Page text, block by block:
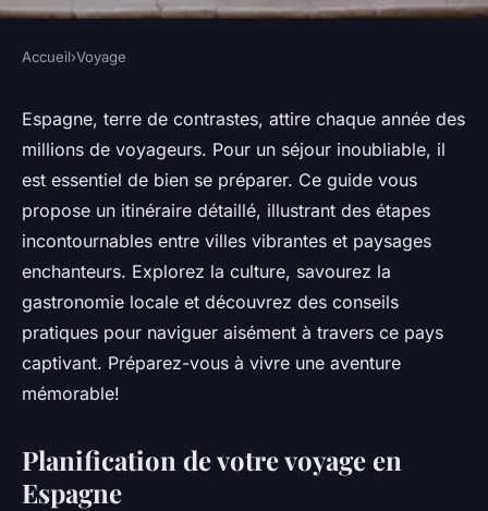
VOYAGE
Visiter l'espagne : les étapes
pour un voyage inoubliable
Pauline•10 mars 2025• 6 min de lecture
Accueil›Voyage
Espagne, terre de contrastes, attire chaque année des
millions de voyageurs. Pour un séjour inoubliable, il
est essentiel de bien se préparer. Ce guide vous
propose un itinéraire détaillé, illustrant des étapes
incontournables entre villes vibrantes et paysages
enchanteurs. Explorez la culture, savourez la
gastronomie locale et découvrez des conseils
pratiques pour naviguer aisément à travers ce pays
captivant. Préparez-vous à vivre une aventure
mémorable!
Planification de votre voyage en
Espagne